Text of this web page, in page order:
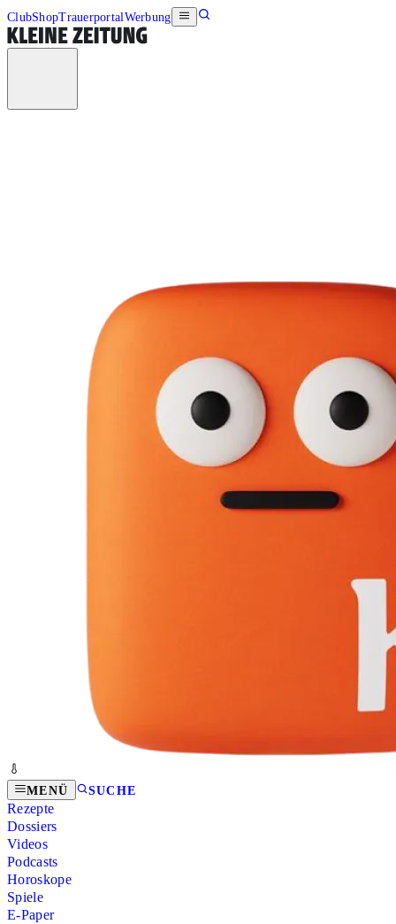
ClubShopTrauerportalWerbung
MENÜ SUCHE
Rezepte
Dossiers
Videos
Podcasts
Horoskope
Spiele
E-Paper